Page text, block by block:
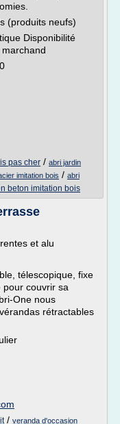
(produits neufs)
Disponibilité
pas cher / abri jardin
imitation bois / abri
beton imitation bois
et alu
télescopique, fixe
pour couvrir sa
One nous
rétractables
/ veranda d'occasion